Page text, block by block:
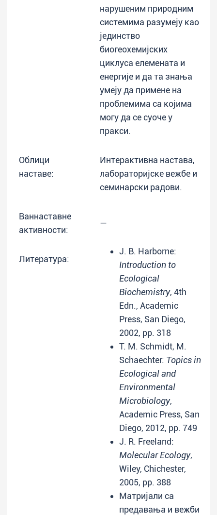
нарушеним природним
системима разумеју као
јединство
биогеохемијских
циклуса елемената и
енергије и да та знања
умеју да примене на
проблемима са којима
могу да се суоче у
пракси.
Облици
наставе:
Интерактивна настава,
лабораторијске вежбе и
семинарски радови.
Ваннаставне
активности:
—
Литература:
J. B. Harborne:
Introduction to
Ecological
Biochemistry, 4th
Edn., Academic
Press, San Diego,
2002, pp. 318
T. M. Schmidt, M.
Schaechter: Topics in
Ecological and
Environmental
Microbiology,
Academic Press, San
Diego, 2012, pp. 749
J. R. Freeland:
Molecular Ecology,
Wiley, Chichester,
2005, pp. 388
Матријали са
предавања и вежби